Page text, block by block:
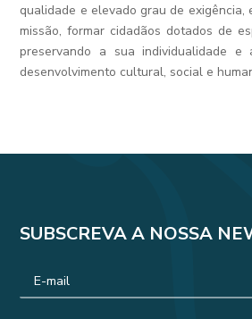
qualidade e elevado grau de exigência,
missão, formar cidadãos dotados de
preservando a sua individualidade e
desenvolvimento cultural, social e
SUBSCREVA A NOSSA